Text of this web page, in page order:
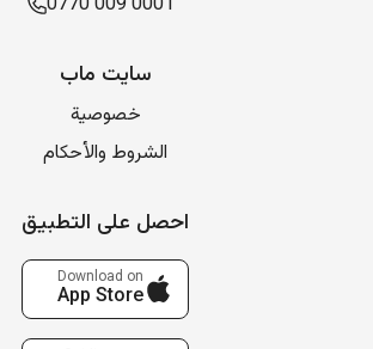
سایت ماب
خصوصية
الشروط والأحكام
احصل على التطبيق
Download on
App Store